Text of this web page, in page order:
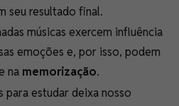
seu resultado final.
músicas exercem influência
emoções e, por isso, podem
na memorização.
para estudar deixa nosso